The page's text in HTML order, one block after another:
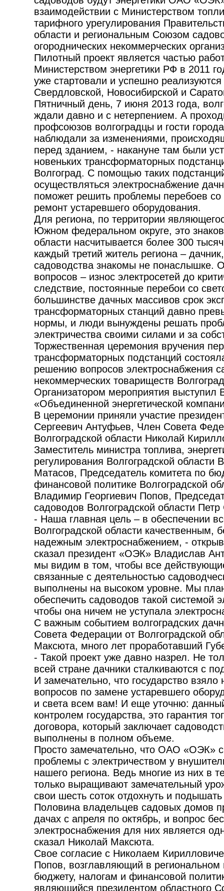
взаимодействии с Министерством
тарифного урегулирования
области и региональным Союзом
огороднических некоммерческих
Пилотный проект является частью
Министерством энергетики РФ в 2011
уже стартовали и успешно реализуются
Свердловской, Новосибирской и
Пятничный день, 7 июня 2013 года,
ждали давно и с нетерпением. А
профсоюзов волгоградцы и гости
наблюдали за изменениями,
перед зданием, - накануне там были
новеньких трансформаторных
Волгоград. С помощью таких
осуществляться электроснабжение
поможет решить проблемы перебоев со
ремонт устаревшего оборудования.
Для региона, по территории
Южном федеральном округе, это
области насчитывается более 300
каждый третий житель региона –
садоводства знакомы не понаслышке.
вопросов – износ электросетей до
следствие, постоянные перебои со
большинстве дачных массивов срок
трансформаторных станций давно
нормы, и люди вынуждены решать
электричества своими силами и за
Торжественная церемония вручения
трансформаторных подстанций
решению вопросов электроснабжения
некоммерческих товариществ
Организатором мероприятия выступил
«Объединенной энергетической
В церемонии приняли участие
Сергеевич Антуфьев, Член Совета
Волгоградской области Николай
Заместитель министра топлива,
регулирования Волгоградской
Матасов, Председатель комитета по
финансовой политике Волгоградской
Владимир Георгиевич Попов,
садоводов Волгоградской области
- Наша главная цель – в обеспечении
Волгоградской области качественным,
надежным электроснабжением, -
сказал президент «ОЭК» Владислав
мы видим в том, чтобы все
связанные с деятельностью
выполнены на высоком уровне. Мы
обеспечить садоводов такой системой
чтобы она ничем не уступала
С важным событием волгоградских
Совета Федерации от Волгоградской
Максюта, много лет проработавший
- Такой проект уже давно назрел. Не
всей стране дачники сталкиваются с
И замечательно, что государство
вопросов по замене устаревшего
и света всем вам! И еще уточню:
контролем государства, это гарантия
договора, который заключает
выполнены в полном объеме.
Просто замечательно, что ОАО «ОЭК»
проблемы с электричеством у
нашего региона. Ведь многие из них в
только выращивают замечательный
свои шесть соток отдохнуть и
Половина владельцев садовых домов
дачах с апреля по октябрь, и вопрос
электроснабжения для них является
сказал Николай Максюта.
Свое согласие с Николаем
Попов, возглавляющий в региональном
бюджету, налогам и финансовой
являющийся президентом областного